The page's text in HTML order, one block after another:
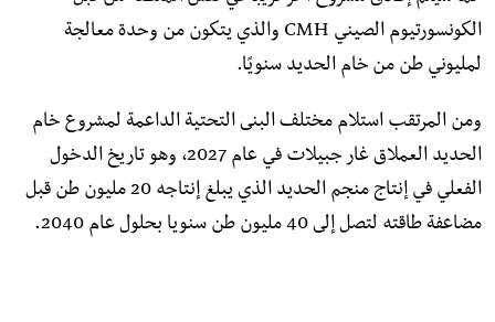
الكونسورتيوم الصيني CMH والذي يتكون من وحدة معالجة
لمليوني طن من خام الحديد سنويًا.
ومن المرتقب استلام مختلف البنى التحتية الداعمة لمشروع خام
الحديد العملاق غار جبيلات في عام 2027، وهو تاريخ الدخول
الفعلي في إنتاج منجم الحديد الذي يبلغ إنتاجه 20 مليون طن قبل
مضاعفة طاقته لتصل إلى 40 مليون طن سنويا بحلول عام 2040.